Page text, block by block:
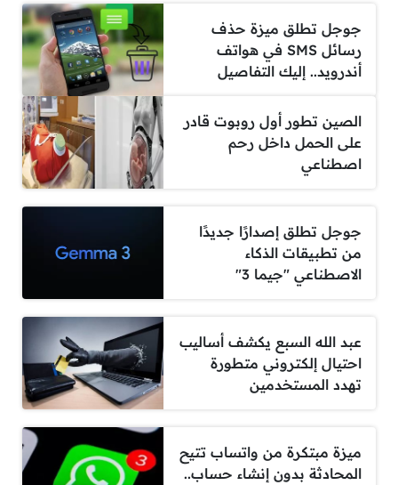
جوجل تطلق ميزة حذف
رسائل SMS في هواتف
أندرويد.. إليك التفاصيل
الصين تطور أول روبوت قادر
على الحمل داخل رحم
اصطناعي
جوجل تطلق إصدارًا جديدًا
من تطبيقات الذكاء
الاصطناعي "جيما 3"
عبد الله السبع يكشف أساليب
احتيال إلكتروني متطورة
تهدد المستخدمين
ميزة مبتكرة من واتساب تتيح
المحادثة بدون إنشاء حساب..